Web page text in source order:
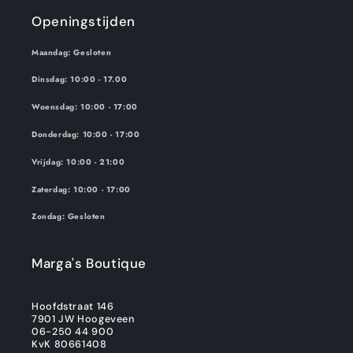
Openingstijden
Maandag: Gesloten
Dinsdag: 10:00 - 17.00
Woensdag: 10:00 - 17:00
Donderdag: 10:00 - 17:00
Vrijdag: 10:00 - 21:00
Zaterdag: 10:00 - 17:00
Zondag: Gesloten
Marga's Boutique
Hoofdstraat 146
7901 JW Hoogeveen
06-250 44 900
KvK 80661408